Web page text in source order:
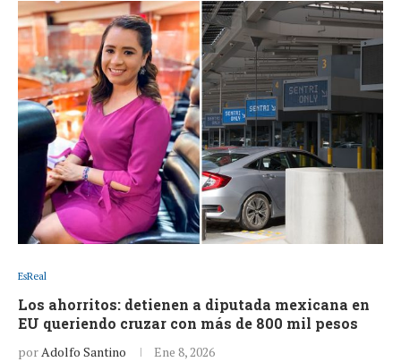
EsReal
Los ahorritos: detienen a diputada mexicana en
EU queriendo cruzar con más de 800 mil pesos
porAdolfo Santino Ene 8, 2026